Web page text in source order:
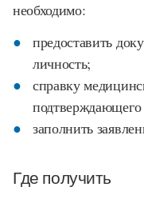
необходимо:
предоставить
личность;
справку
заполнить
Где получить